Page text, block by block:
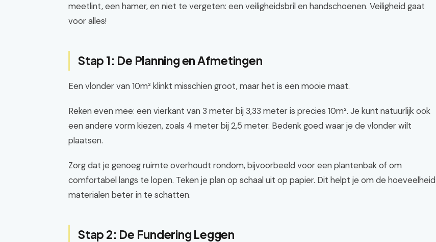
meetlint, een hamer, en niet te vergeten: een veiligheidsbril en handschoenen. Veiligheid gaat
voor alles!
Stap 1: De Planning en Afmetingen
Een vlonder van 10m² klinkt misschien groot, maar het is een mooie maat.
Reken even mee: een vierkant van 3 meter bij 3,33 meter is precies 10m². Je kunt natuurlijk ook
een andere vorm kiezen, zoals 4 meter bij 2,5 meter. Bedenk goed waar je de vlonder wilt
plaatsen.
Zorg dat je genoeg ruimte overhoudt rondom, bijvoorbeeld voor een plantenbak of om
comfortabel langs te lopen. Teken je plan op schaal uit op papier. Dit helpt je om de hoeveelheid
materialen beter in te schatten.
Stap 2: De Fundering Leggen